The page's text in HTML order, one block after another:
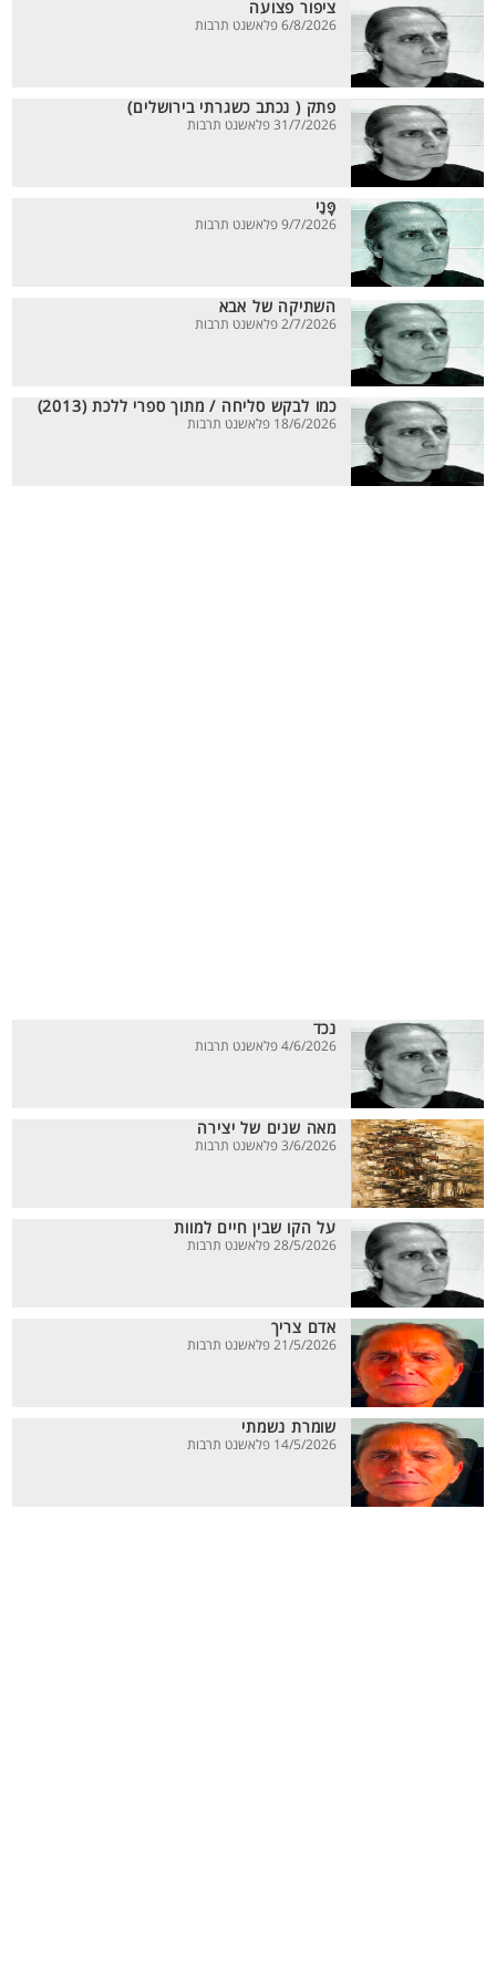
ציפור פצועה
6/8/2026 פלאשנט תרבות
פתק ( נכתב כשגרתי בירושלים)
31/7/2026 פלאשנט תרבות
פָּנַי
9/7/2026 פלאשנט תרבות
השתיקה של אבא
2/7/2026 פלאשנט תרבות
כמו לבקש סליחה / מתוך ספרי ללכת (2013)
18/6/2026 פלאשנט תרבות
נכד
4/6/2026 פלאשנט תרבות
מאה שנים של יצירה
3/6/2026 פלאשנט תרבות
על הקו שבין חיים למוות
28/5/2026 פלאשנט תרבות
אדם צריך
21/5/2026 פלאשנט תרבות
שומרת נשמתי
14/5/2026 פלאשנט תרבות